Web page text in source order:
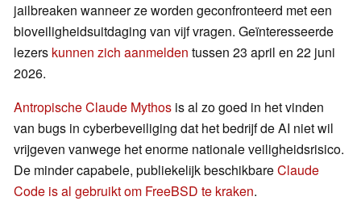
jailbreaken wanneer ze worden geconfronteerd met een
bioveiligheidsuitdaging van vijf vragen. Geïnteresseerde
lezers kunnen zich aanmelden tussen 23 april en 22 juni
2026.
Antropische Claude Mythos is al zo goed in het vinden
van bugs in cyberbeveiliging dat het bedrijf de AI niet wil
vrijgeven vanwege het enorme nationale veiligheidsrisico.
De minder capabele, publiekelijk beschikbareClaude
Code is al gebruikt om FreeBSD te kraken.